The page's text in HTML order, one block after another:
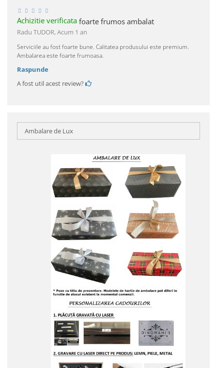
Achizitie verificata foarte frumos ambalat
Radu TUDOR,Acum 1 an
Serviciile au fost foarte bune. Calitatea produsului este premium.
Ambalarea este foarte frumoasa.
Raspunde
A fost util acest review?
Ambalare de Lux